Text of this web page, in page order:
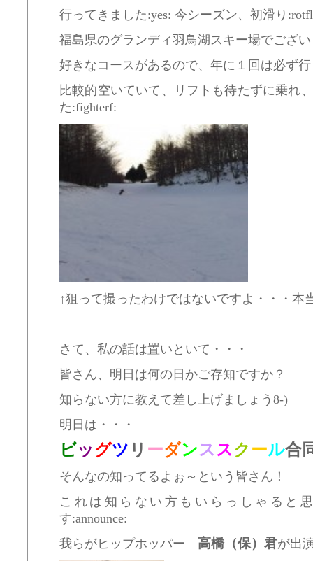
行ってきました:yes: 今シーズン、初滑り
福島県のグランディ羽鳥湖スキー場でござい
好きなコースがあるので、年に１回は必ず
比較的空いていて、リフトも待たずに乗れ
た:fighterf:
↑狙って撮ったわけではないですよ・・・本
さて、私の話は置いといて・・・
皆さん、明日は何の日かご存知ですか？
知らない方に教えて差し上げましょう8-)
明日は・・・
ビッ グツ リ ーダンススク ール合
そんなの知ってるよぉ～という皆さん！
これは知らない方もいらっしゃると
す:announce:
我らがヒップホッパー 高橋（保）君が出